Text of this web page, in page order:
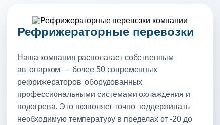
Рефрижераторные перевозки
Наша компания располагает собственным
автопарком — более 50 современных
рефрижераторов, оборудованных
профессиональными системами охлаждения и
подогрева. Это позволяет точно поддерживать
необходимую температуру в пределах от -20 до